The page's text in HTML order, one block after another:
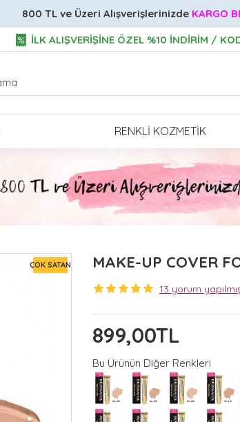
800 TL ve Üzeri Alışverişlerinizde KARGO
İLK ALIŞVERİŞİNE ÖZEL %10 İNDİRİM /
RENKLI KOZMETIK
ÇOK SATAN MAKE-UP COVER
13 yorum
899,00TL
Bu Ürünün Diğer Renkleri